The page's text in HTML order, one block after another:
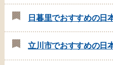
日暮里でおすすめの日
立川市でおすすめの日